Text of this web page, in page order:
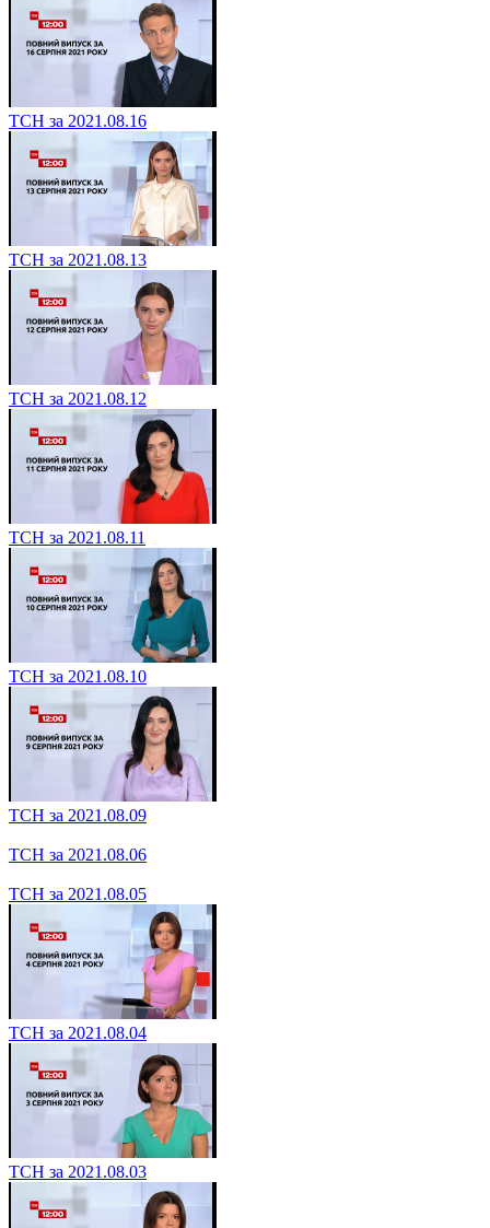
ТСН за 2021.08.17
ТСН за 2021.08.16
ТСН за 2021.08.13
ТСН за 2021.08.12
ТСН за 2021.08.11
ТСН за 2021.08.10
ТСН за 2021.08.06
ТСН за 2021.08.05